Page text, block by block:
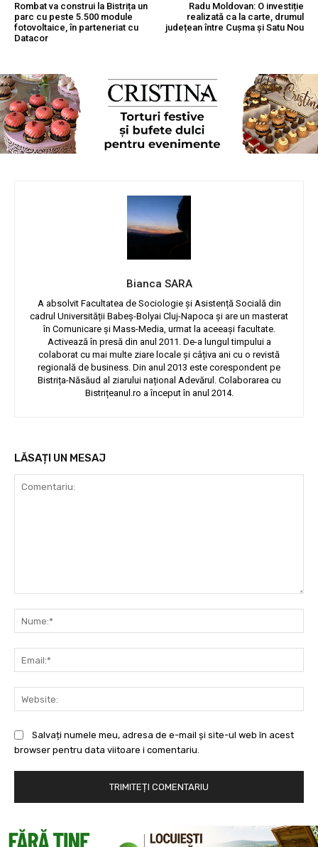
Rombat va construi la Bistrița un
parc cu peste 5.500 module
fotovoltaice, în parteneriat cu
Datacor
Radu Moldovan: O investiție
realizată ca la carte, drumul
județean între Cușma și Satu Nou
Bianca SARA
A absolvit Facultatea de Sociologie și Asistență Socială din
cadrul Universității Babeș-Bolyai Cluj-Napoca și are un masterat
în Comunicare și Mass-Media, urmat la aceeași facultate.
Activează în presă din anul 2011. De-a lungul timpului a
colaborat cu mai multe ziare locale și câțiva ani cu o revistă
regională de business. Din anul 2013 este corespondent pe
Bistrița-Năsăud al ziarului național Adevărul. Colaborarea cu
Bistrițeanul.ro a început în anul 2014.
LĂSAȚI UN MESAJ
Salvați numele meu, adresa de e-mail și site-ul web în acest
browser pentru data viitoare i comentariu.